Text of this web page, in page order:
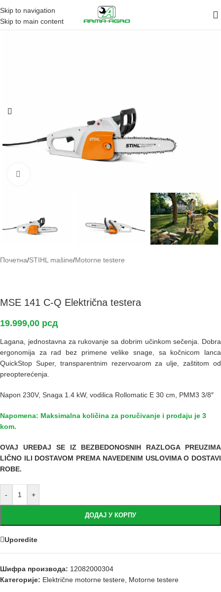
Skip to navigation
Skip to main content
Почетна/STIHL mašine/Motorne testere
MSE 141 C-Q Električna testera
19.999,00 рсд
Lagana, jednostavna za rukovanje sa dobrim učinkom sečenja. Dobra
ergonomija za rad bez primene velike snage, sa kočnicom lanca
QuickStop Super, transparentnim rezervoarom za ulje, zaštitom od
preopterećenja.
Napon 230V, Snaga 1.4 kW, vodilica Rollomatic E 30 cm, PMM3 3/8″
Napomena: Maksimalna količina za poručivanje i prodaju je 3
kom.
OVAJ UREĐAJ SE IZ BEZBEDONOSNIH RAZLOGA PREUZIMA
LIČNO ILI DOSTAVOM PREMA NAVEDENIM USLOVIMA O DOSTAVI
ROBE.
- +
ДОДАЈ У КОРПУ
Uporedite
Шифра производа: 12082000304
Категорије: Električne motorne testere, Motorne testere